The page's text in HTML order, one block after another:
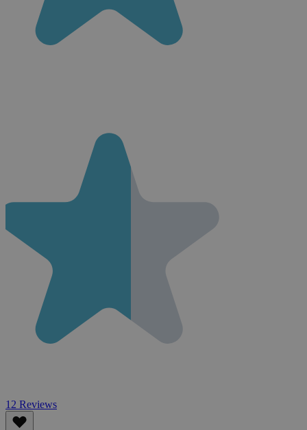
12 Reviews